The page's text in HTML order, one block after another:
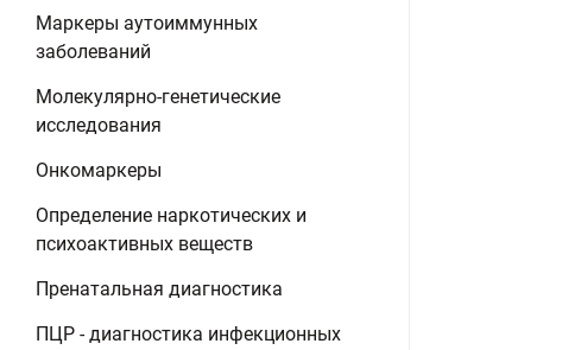
Маркеры аутоиммунных
заболеваний
Молекулярно-генетические
исследования
Онкомаркеры
Определение наркотических и
психоактивных веществ
Пренатальная диагностика
ПЦР - диагностика инфекционных